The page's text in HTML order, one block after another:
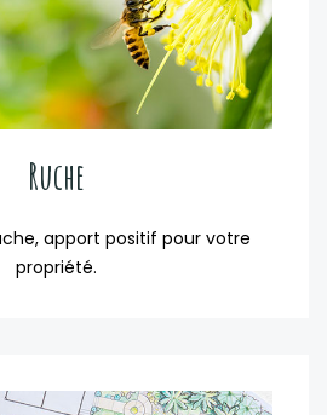
Ruche
apport positif pour votre
propriété.